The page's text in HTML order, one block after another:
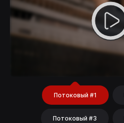
Потоковый #1
Потоковый #3